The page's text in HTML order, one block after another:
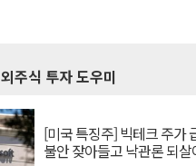
주식 투자 도우미
[미국 특징주] 빅테크 주가
불안 잦아들고 낙관론 되